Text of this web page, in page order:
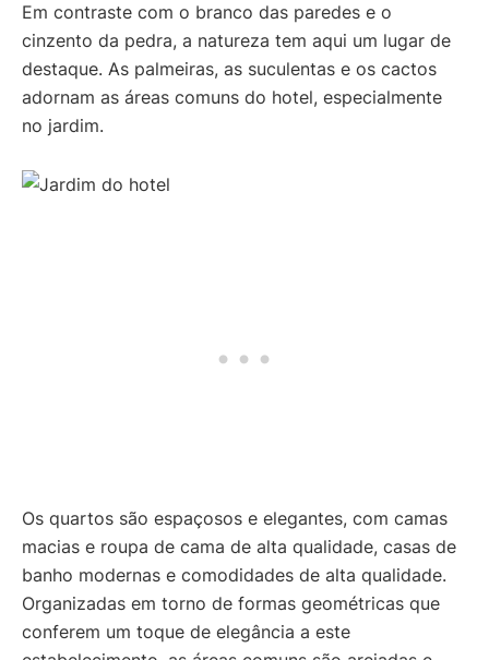
Em contraste com o branco das paredes e o
cinzento da pedra, a natureza tem aqui um lugar de
destaque. As palmeiras, as suculentas e os cactos
adornam as áreas comuns do hotel, especialmente
no jardim.
Os quartos são espaçosos e elegantes, com camas
macias e roupa de cama de alta qualidade, casas de
banho modernas e comodidades de alta qualidade.
Organizadas em torno de formas geométricas que
conferem um toque de elegância a este